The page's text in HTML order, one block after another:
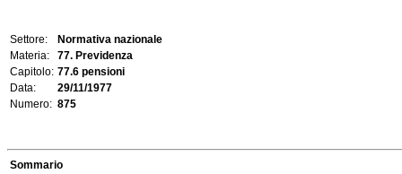
Settore:
Normativa nazionale
Materia:
77. Previdenza
Capitolo: 77.6 pensioni
Data:
29/11/1977
Numero: 875
Sommario